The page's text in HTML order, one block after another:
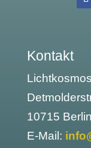
Kontakt
Lichtkosmos
10715 Berlin
E-Mail: